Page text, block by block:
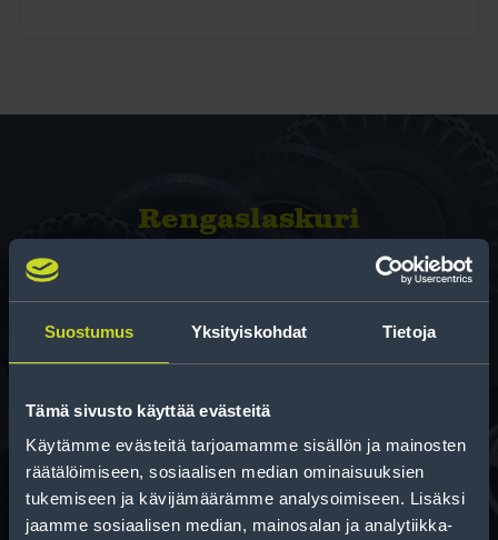
Suostumus Yksityiskohdat Tietoja
Tämä sivusto käyttää evästeitä
Käytämme evästeitä tarjoamamme sisällön ja mainosten
räätälöimiseen, sosiaalisen median ominaisuuksien
tukemiseen ja kävijämäärämme analysoimiseen. Lisäksi
jaamme sosiaalisen median, mainosalan ja analytiikka-
Rengas­laskuri
Auttaa sinua valitsemaan oikean kokoisen renkaan,
Rahoitus
Tee ostoksesi RengasCenter-tilillä. Saat